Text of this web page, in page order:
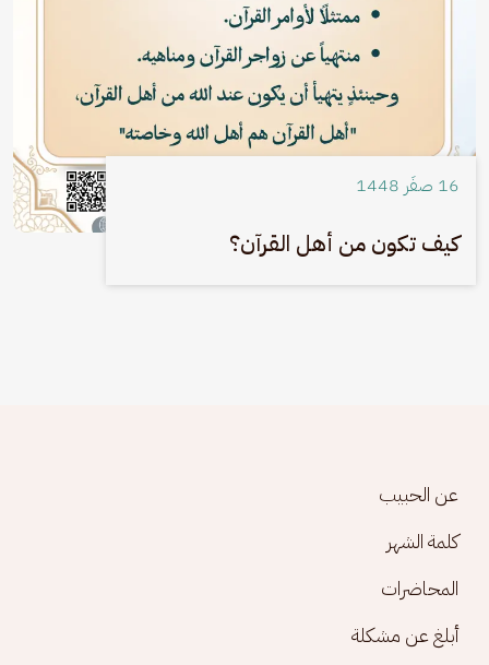
16 صفَر 1448
كيف تكون من أهل القرآن؟
Footer menu
عن الحبيب
كلمة الشهر
المحاضرات
أبلغ عن مشكلة